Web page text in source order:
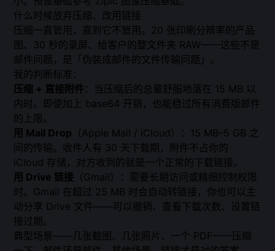
什么时候放弃压缩、改用链接
压缩一直管用，直到它不管用。20 张印刷分辨率的产品
图、30 秒的录屏、给客户的整文件夹 RAW——这些不是
邮件问题，是「伪装成邮件的文件传输问题」。
我的判断标准：
压缩 + 直接附件：当压缩后的总量舒服地落在 15 MB 以
内时。即使加上 base64 开销，也能稳过所有消费版邮件
的上限。
用 Mail Drop （Apple Mail / iCloud）：15 MB–5 GB 之
间的传输。收件人有 30 天下载期，附件不占你的
iCloud 存储，对方收到的就是一个正常的下载链接。
用 Drive 链接 （Gmail）：需要长期访问或精细控制权限
时。Gmail 在超过 25 MB 时会自动转链接，你也可以主
动分享 Drive 文件——可以撤销、查看下载次数、设置链
接过期。
典型场景——几张截图、几张照片、一个 PDF——压缩